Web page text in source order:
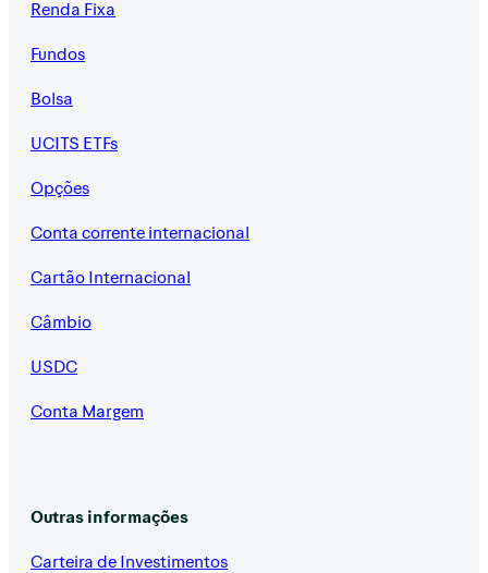
Renda Fixa
Fundos
Bolsa
UCITS ETFs
Opções
Conta corrente internacional
Cartão Internacional
Câmbio
USDC
Conta Margem
Outras informações
Carteira de Investimentos